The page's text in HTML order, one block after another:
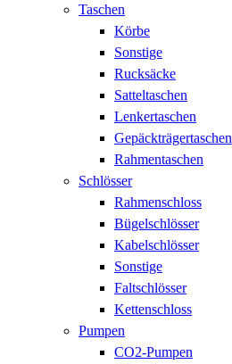
Taschen
Körbe
Sonstige
Rucksäcke
Satteltaschen
Lenkertaschen
Gepäckträgertaschen
Rahmentaschen
Schlösser
Rahmenschloss
Bügelschlösser
Kabelschlösser
Sonstige
Faltschlösser
Kettenschloss
Pumpen
CO2-Pumpen